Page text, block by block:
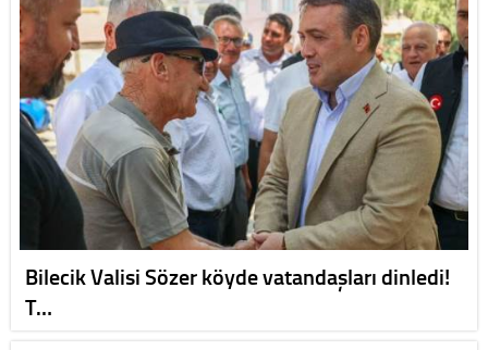
Bilecik Valisi Sözer köyde vatandaşları dinledi!
T…